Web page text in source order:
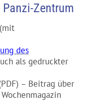
Zentrum
(mit
des
als gedruckter
– Beitrag über